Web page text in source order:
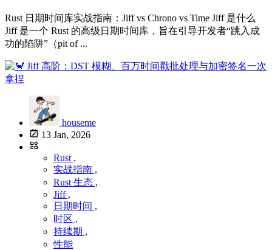
Rust 日期时间库实战指南：Jiff vs Chrono vs Time Jiff 是什么
Jiff 是一个 Rust 的高级日期时间库，旨在引导开发者“跳入成
功的陷阱”（pit of ...
houseme
13 Jan, 2026
Rust ,
实战指南 ,
Rust 生态 ,
Jiff ,
日期时间 ,
时区 ,
持续期 ,
性能